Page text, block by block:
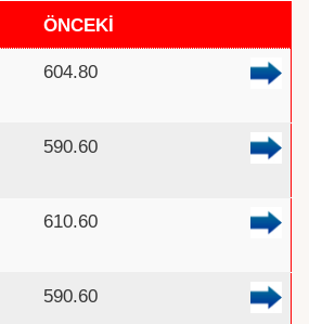
ÖNCEKİ
604.80
590.60
610.60
590.60